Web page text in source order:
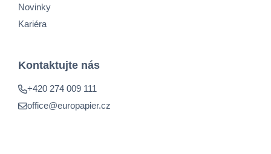
Novinky
Kariéra
Kontaktujte nás
+420 274 009 111
office@europapier.cz